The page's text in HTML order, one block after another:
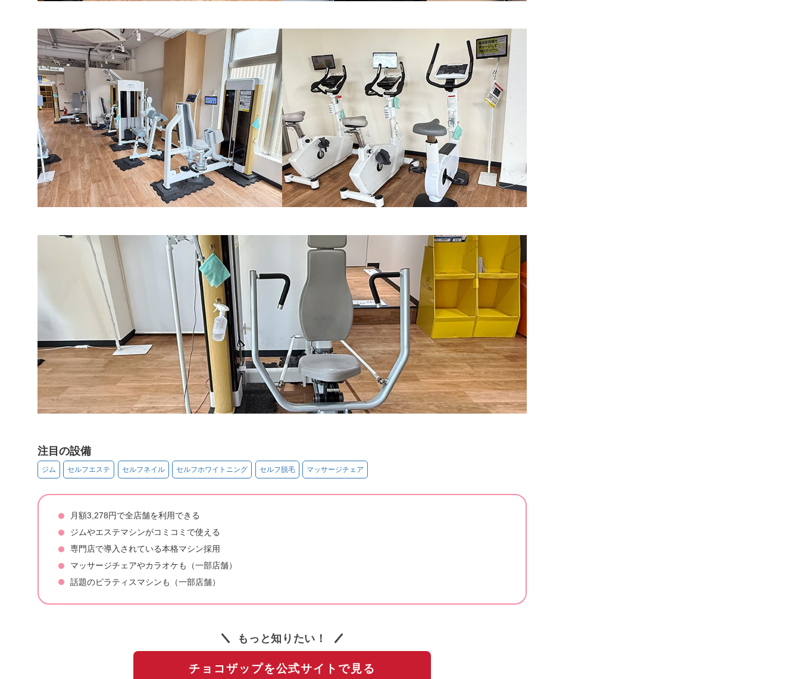
注目の設備
ジム セルフエステ セルフネイル セルフホワイトニング セルフ脱毛 マッサージチェア
月額3,278円で全店舗を利用できる
ジムやエステマシンがコミコミで使える
専門店で導入されている本格マシン採用
マッサージチェアやカラオケも（一部店舗）
話題のピラティスマシンも（一部店舗）
もっと知りたい！
チョコザップを公式サイトで見る